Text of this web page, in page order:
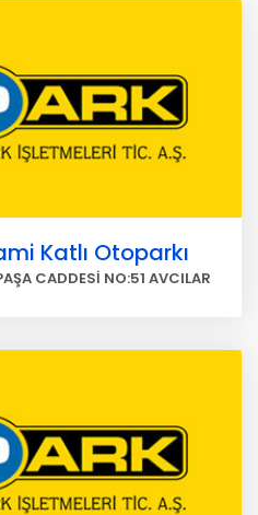
Katlı Otoparkı
CADDESİ NO:51 AVCILAR